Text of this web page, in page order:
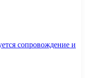
сопровождение и